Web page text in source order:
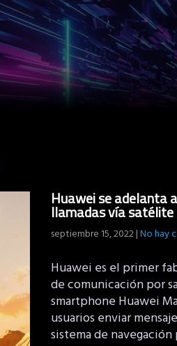
Huawei se adelanta
llamadas vía satélite
septiembre 15, 2022|No hay
Huawei es el primer
de comunicación por
smartphone Huawei
usuarios enviar
sistema de